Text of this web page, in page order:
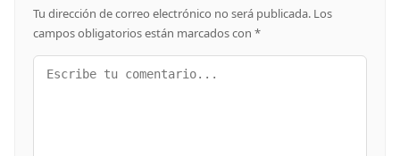
Tu dirección de correo electrónico no será publicada. Los
campos obligatorios están marcados con *